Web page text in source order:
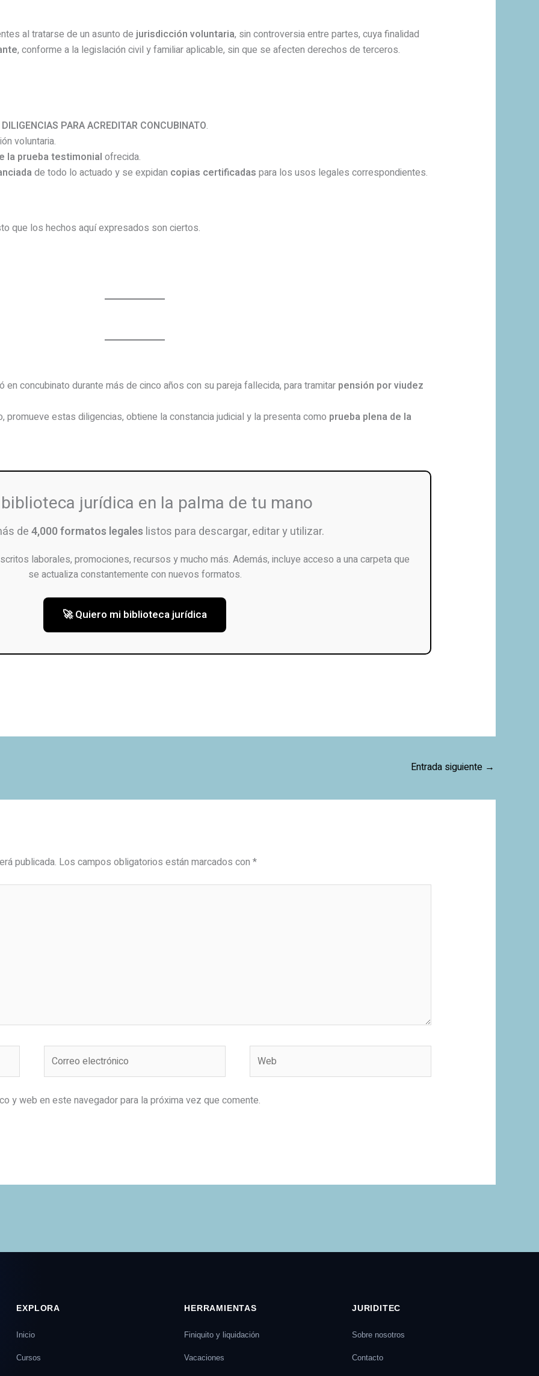
al tratarse de un asunto dejurisdicción voluntaria, sin controversia entre partes, cuya finalidad
, conforme a la legislación civil y familiar aplicable, sin que se afecten derechos de terceros.
DILIGENCIAS PARA ACREDITAR CONCUBINATO.
voluntaria.
la prueba testimonial ofrecida.
de todo lo actuado y se expidan copias certificadas para los usos legales correspondientes.
que los hechos aquí expresados son ciertos.
en concubinato durante más de cinco años con su pareja fallecida, para tramitar pensión por viudez
promueve estas diligencias, obtiene la constancia judicial y la presenta como prueba plena de la
jurídica en la palma de tu mano
de4,000 formatos legales listos para descargar, editar y utilizar.
laborales, promociones, recursos y mucho más. Además, incluye acceso a una carpeta que
se actualiza constantemente con nuevos formatos.
🚀 Quiero mi biblioteca jurídica
Entrada siguiente →
publicada. Los campos obligatorios están marcados con *
electrónico
y web en este navegador para la próxima vez que comente.
EXPLORA
Inicio
Cursos
HERRAMIENTAS
Finiquito y liquidación
Vacaciones
JURIDITEC
Sobre nosotros
Contacto